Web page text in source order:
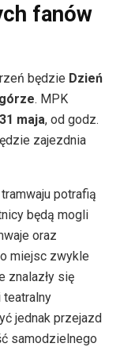
fanów
będzie Dzień
. MPK
31 maja, od godz.
zajezdnia
potrafią
będą mogli
oraz
miejsc zwykle
znalazły się
teatralny
jednak przejazd
samodzielnego